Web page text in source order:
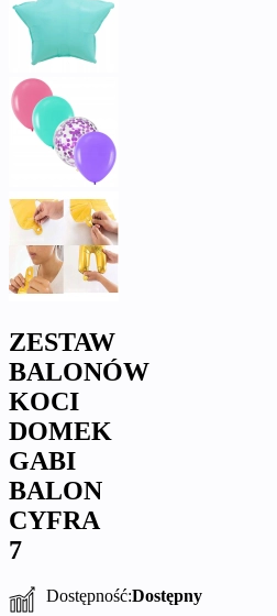
ZESTAW
BALONÓW
KOCI
DOMEK
GABI
BALON
CYFRA
7
Dostępność:Dostępny